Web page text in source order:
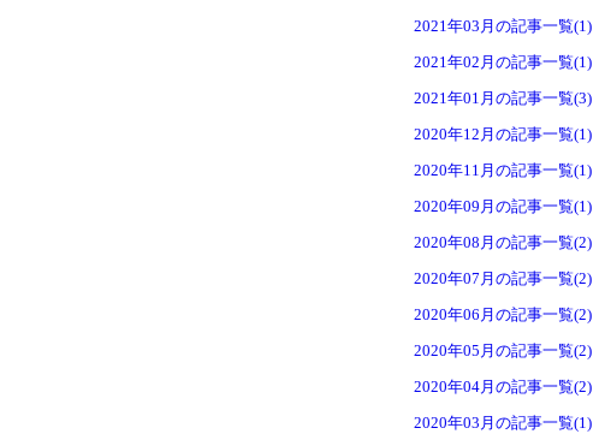
2021年03月の記事一覧(1)
2021年02月の記事一覧(1)
2021年01月の記事一覧(3)
2020年12月の記事一覧(1)
2020年11月の記事一覧(1)
2020年09月の記事一覧(1)
2020年08月の記事一覧(2)
2020年07月の記事一覧(2)
2020年06月の記事一覧(2)
2020年05月の記事一覧(2)
2020年04月の記事一覧(2)
2020年03月の記事一覧(1)